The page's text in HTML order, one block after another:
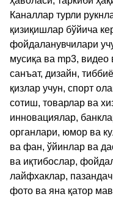
Каналлар турли
қизиқишлар бўйича
фойдаланувчилари
мусиқа ва mp3,
санъат, дизайн,
қизлар учун, спорт
сотиш, товарлар ва
инновациялар,
органлари, юмор ва
ва фан, ўйинлар ва
ва иқтибослар,
лайфхаклар,
фото ва яна қатор